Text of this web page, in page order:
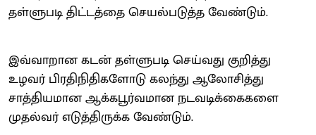
தள்ளுபடி திட்டத்தை செயல்படுத்த வேண்டும்.
இவ்வாறான கடன் தள்ளுபடி செய்வது குறித்து
உழவர் பிரதிநிதிகளோடு கலந்து ஆலோசித்து
சாத்தியமான ஆக்கபூர்வமான நடவடிக்கைகளை
முதல்வர் எடுத்திருக்க வேண்டும்.